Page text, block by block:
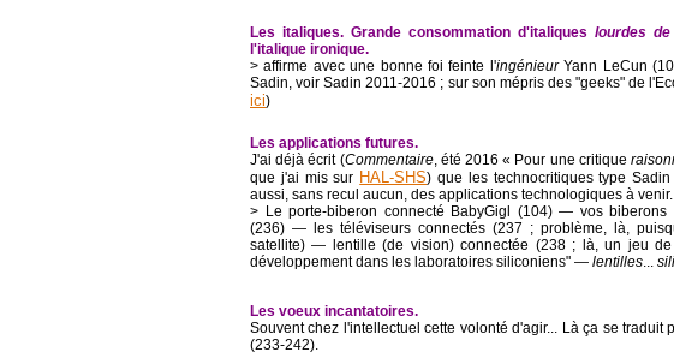
Les italiques. Grande consommation d'italiques lourdes
l'italique ironique.
> affirme avec une bonne foi feinte l'ingénieurYann LeCun
Sadin, voir Sadin 2011-2016 ; sur son mépris des "geeks" de
ici)
Les applications futures.
J'ai déjà écrit (Commentaire, été 2016 « Pour une critique
que j'ai mis sur HAL-SHS) que les technocritiques type
aussi, sans recul aucun, des applications technologiques à venir.
> Le porte-biberon connecté BabyGigl (104) ― vos
(236) ― les téléviseurs connectés (237 ; problème, là,
satellite) ― lentille (de vision) connectée (238 ; là, un jeu
développement dans les laboratoires siliconiens" ― lentilles
Les voeux incantatoires.
Souvent chez l'intellectuel cette volonté d'agir... Là ça se
(233-242).